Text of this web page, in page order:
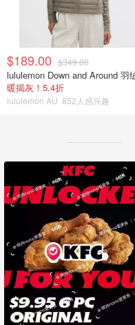
$189.00 $349.00
暖揭灰！5.4折
lululemon AU 852人感兴趣